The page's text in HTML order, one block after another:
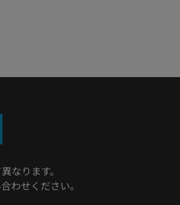
なります。
わせください。